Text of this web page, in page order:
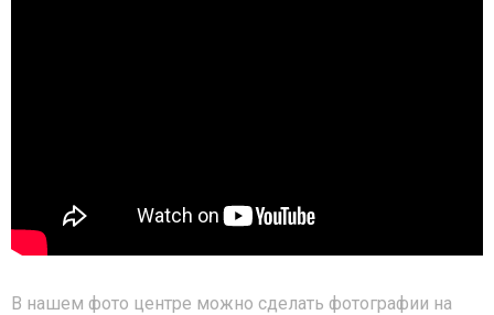
В нашем фото центре можно сделать фотографии на